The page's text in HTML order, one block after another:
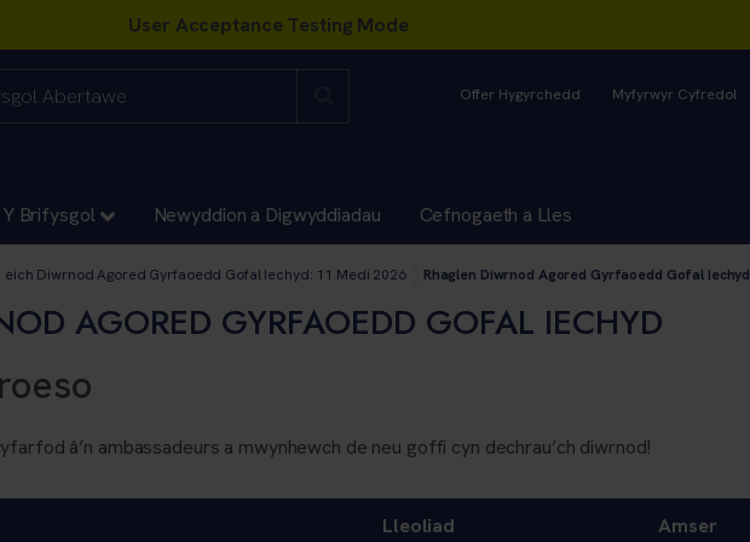
Offer Hygyrchedd Myfyrwyr Cyfredol
Y Brifysgol Newyddion a Digwyddiadau Cefnogaeth a Lles
Iechyd a Gwyddor Bywyd
eich Diwrnod Agored Gyrfaoedd Gofal Iechyd: 11 Medi 2026 Rhaglen Diwrnod Agored Gyrfaoedd Gofal Iechyd
AGORED GYRFAOEDD GOFAL IECHYD
â’n ambassadeurs a mwynhewch de neu goffi cyn dechrau’ch diwrnod!
Lleoliad Amser